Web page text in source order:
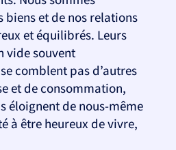
biens et de nos relations
et équilibrés. Leurs
vide souvent
comblent pas d’autres
et de consommation,
éloignent de nous-même
à être heureux de vivre,